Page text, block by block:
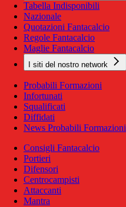
Tabella Indisponibili
Nazionale
Quotazioni Fantacalcio
Regole Fantacalcio
Maglie Fantacalcio
I siti del nostro network
Probabili Formazioni
Infortunati
Squalificati
Diffidati
News Probabili Formazioni
Consigli Fantacalcio
Portieri
Difensori
Centrocampisti
Attaccanti
Mantra